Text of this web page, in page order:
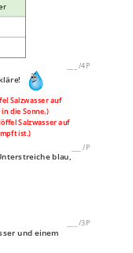
/4P
Salzwasser auf
die Sonne.)
Salzwasser auf
ist.)
/P
blau,
/3P
und einem